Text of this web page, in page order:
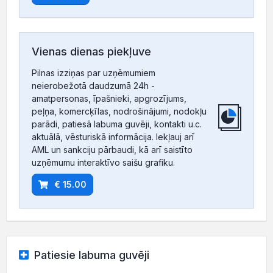
Vienas dienas piekļuve
Pilnas izziņas par uzņēmumiem
neierobežotā daudzumā 24h -
amatpersonas, īpašnieki, apgrozījums,
peļņa, komercķīlas, nodrošinājumi, nodokļu
parādi, patiesā labuma guvēji, kontakti u.c.
aktuālā, vēsturiskā informācija. Iekļauj arī
AML un sankciju pārbaudi, kā arī saistīto
uzņēmumu interaktīvo saišu grafiku.
€ 15.00
Patiesie labuma guvēji